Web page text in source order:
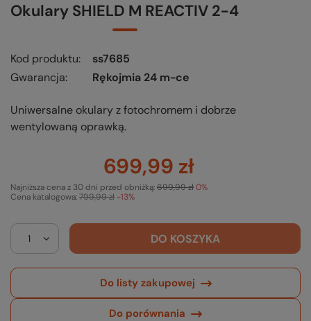
Okulary SHIELD M REACTIV 2-4
Kod produktu
ss7685
Gwarancja
Rękojmia 24 m-ce
Uniwersalne okulary z fotochromem i dobrze
wentylowaną oprawką.
699,99 zł
Cena katalogowa:799,99 zł -13%
Najniższa cena z 30 dni przed obniżką:699,99 zł0%
DO KOSZYKA
Do listy zakupowej
Do porównania